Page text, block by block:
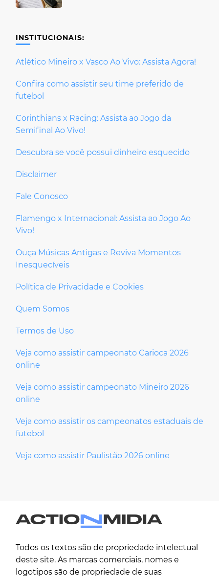
INSTITUCIONAIS:
Atlético Mineiro x Vasco Ao Vivo: Assista Agora!
Confira como assistir seu time preferido de
futebol
Corinthians x Racing: Assista ao Jogo da
Semifinal Ao Vivo!
Descubra se você possui dinheiro esquecido
Disclaimer
Fale Conosco
Flamengo x Internacional: Assista ao Jogo Ao
Vivo!
Ouça Músicas Antigas e Reviva Momentos
Inesquecíveis
Política de Privacidade e Cookies
Quem Somos
Termos de Uso
Veja como assistir campeonato Carioca 2026
online
Veja como assistir campeonato Mineiro 2026
online
Veja como assistir os campeonatos estaduais de
futebol
Veja como assistir Paulistão 2026 online
Todos os textos são de propriedade intelectual
deste site. As marcas comerciais, nomes e
logotipos são de propriedade de suas